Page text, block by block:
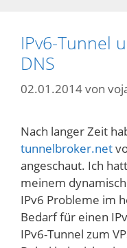
IPv6-Tunnel
DNS
02.01.2014von
Nach langer Zeit
tunnelbroker.net
angeschaut. Ich
meinem
IPv6 Probleme im
Bedarf für einen
IPv6-Tunnel zum